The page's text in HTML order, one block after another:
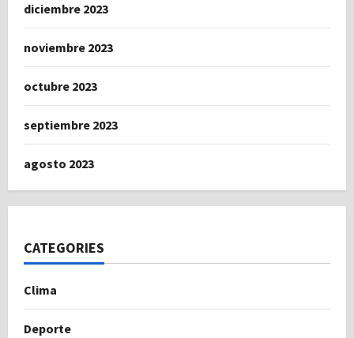
diciembre 2023
noviembre 2023
octubre 2023
septiembre 2023
agosto 2023
CATEGORIES
Clima
Deporte